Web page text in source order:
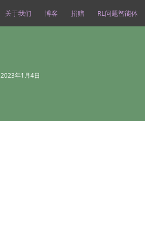
关于我们 博客 捐赠 RL问题智能体
2023年1月4日